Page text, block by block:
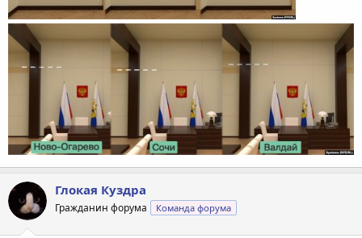
Глокая Куздра
Гражданин форума Команда форума